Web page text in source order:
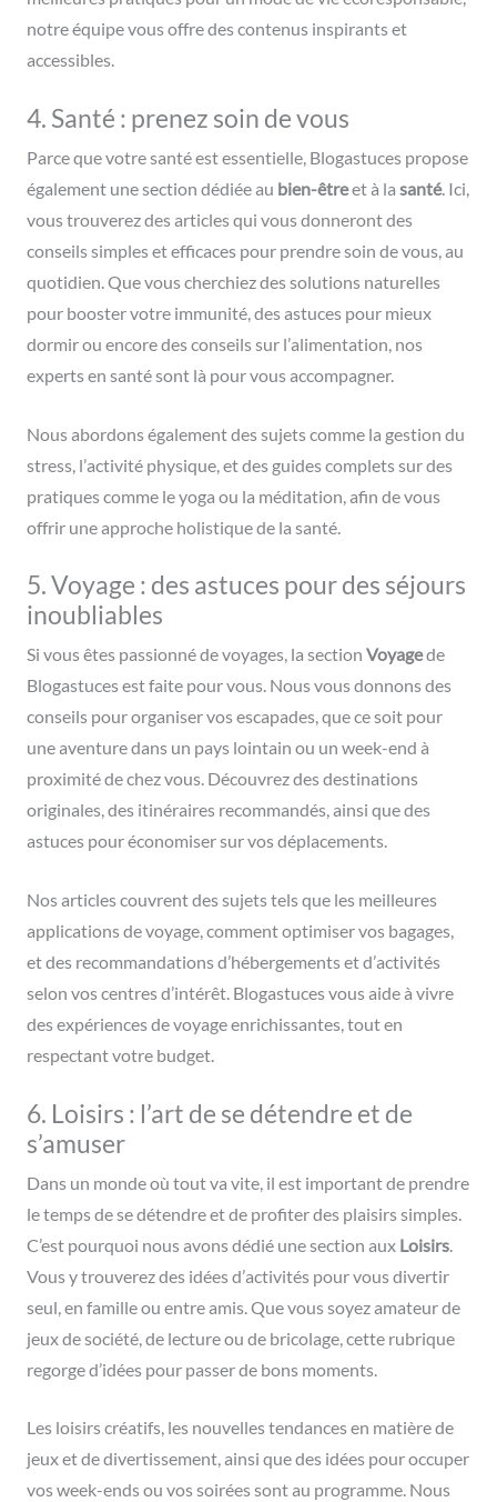
notre équipe vous offre des contenus inspirants et
accessibles.
4. Santé : prenez soin de vous
Parce que votre santé est essentielle, Blogastuces propose
également une section dédiée au bien-êtreet à la santé. Ici,
vous trouverez des articles qui vous donneront des
conseils simples et efficaces pour prendre soin de vous, au
quotidien. Que vous cherchiez des solutions naturelles
pour booster votre immunité, des astuces pour mieux
dormir ou encore des conseils sur l’alimentation, nos
experts en santé sont là pour vous accompagner.
Nous abordons également des sujets comme la gestion du
stress, l’activité physique, et des guides complets sur des
pratiques comme le yoga ou la méditation, afin de vous
offrir une approche holistique de la santé.
5. Voyage : des astuces pour des séjours
inoubliables
Si vous êtes passionné de voyages, la section Voyagede
Blogastuces est faite pour vous. Nous vous donnons des
conseils pour organiser vos escapades, que ce soit pour
une aventure dans un pays lointain ou un week-end à
proximité de chez vous. Découvrez des destinations
originales, des itinéraires recommandés, ainsi que des
astuces pour économiser sur vos déplacements.
Nos articles couvrent des sujets tels que les meilleures
applications de voyage, comment optimiser vos bagages,
et des recommandations d’hébergements et d’activités
selon vos centres d’intérêt. Blogastuces vous aide à vivre
des expériences de voyage enrichissantes, tout en
respectant votre budget.
6. Loisirs : l’art de se détendre et de
s’amuser
Dans un monde où tout va vite, il est important de prendre
le temps de se détendre et de profiter des plaisirs simples.
C’est pourquoi nous avons dédié une section aux Loisirs.
Vous y trouverez des idées d’activités pour vous divertir
seul, en famille ou entre amis. Que vous soyez amateur de
jeux de société, de lecture ou de bricolage, cette rubrique
regorge d’idées pour passer de bons moments.
Les loisirs créatifs, les nouvelles tendances en matière de
jeux et de divertissement, ainsi que des idées pour occuper
vos week-ends ou vos soirées sont au programme. Nous